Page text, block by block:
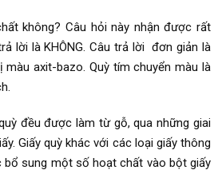
không? Câu hỏi này nhận được rất
lời là KHÔNG. Câu trả lời đơn giản là
axit-bazo. Quỳ tím chuyển màu là
đều được làm từ gỗ, qua những giai
Giấy quỳ khác với các loại giấy thông
sung một số hoạt chất vào bột giấy